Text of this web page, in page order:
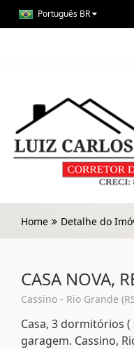
Português BR
Home Detalhe do
CASA NOVA,
Cassino - Rio Grande
Casa, 3 dormitórios
garagem. Cassino,